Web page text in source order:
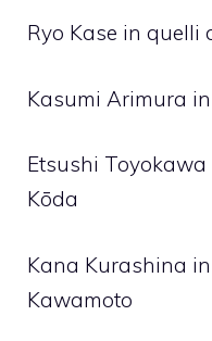
Ryo Kase in quelli
Kasumi Arimura
Etsushi
Kōda
Kana Kurashina
Kawamoto